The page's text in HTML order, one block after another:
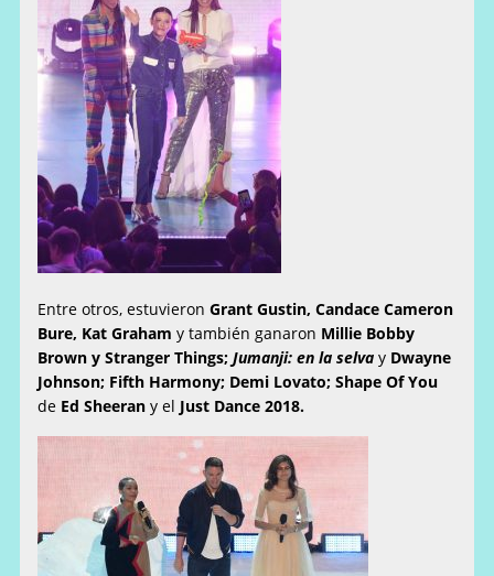
Entre otros, estuvieronGrant Gustin, Candace Cameron
Bure, Kat Grahamy también ganaron Millie Bobby
Brown y Stranger Things;Jumanji: en la selvay Dwayne
Johnson; Fifth Harmony; Demi Lovato;Shape Of You
de Ed Sheerany el Just Dance 2018.